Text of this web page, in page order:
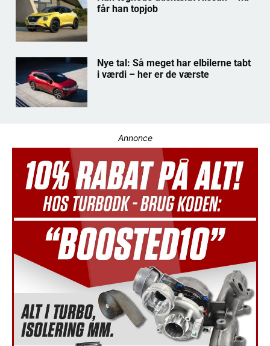
får han topjob
Nye tal: Så meget har elbilerne tabt
i værdi – her er de værste
Annonce